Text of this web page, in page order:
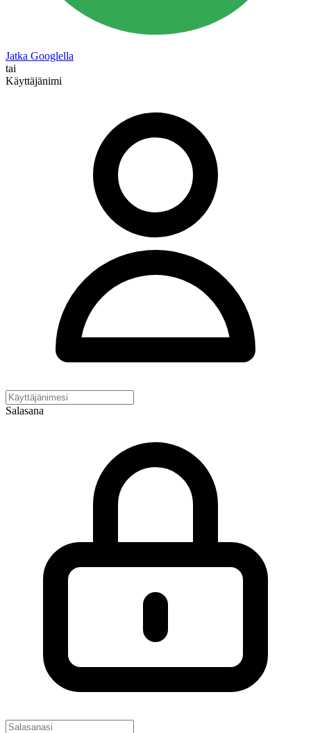
Jatka Googlella
tai
Käyttäjänimi
Salasana